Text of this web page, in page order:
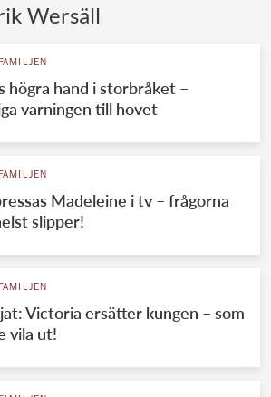
UTLÄNDSKT
KUNGAHUS
Svenska kungahuset
Brittiska kungahuset
Danska kungahuset
REDAKTION
Wersäll
högra hand i storbråket –
varningen till hovet
Madeleine i tv – frågorna
slipper!
Victoria ersätter kungen – som
vila ut!